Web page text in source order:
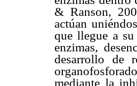
& Ranson,
actúan
que llegue a
enzimas,
desarrollo de
mediante la